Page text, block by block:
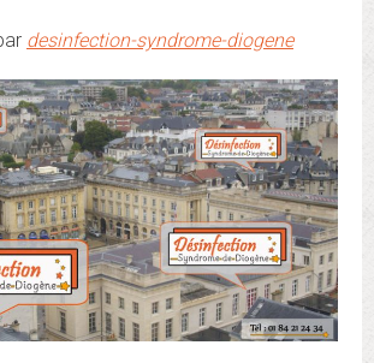
desinfection-syndrome-diogene